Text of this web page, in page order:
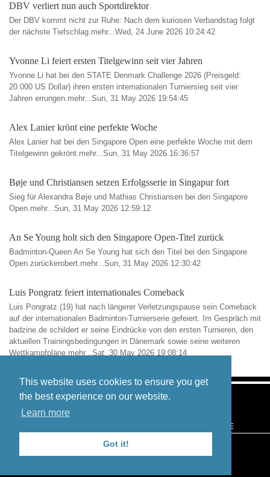
This website uses cookies to ensure you get
the best experience on our website.
Learn more
Got it!
DBV verliert nun auch Sportdirektor
Der DBV kommt nicht zur Ruhe: Nach dem kuriosen Verbandstag folgt
der nächste Tiefschlag.mehr...Wed, 24 June 2026 10:24:42
Yvonne Li feiert ersten Titelgewinn seit vier Jahren
Yvonne Li hat bei den STATE Denmark Challenge 2026 (Preisgeld:
20.000 US Dollar) ihren ersten internationalen Turniersieg seit vier
Jahren errungen.mehr...Sun, 31 May 2026 19:54:45
Alex Lanier krönt eine perfekte Woche
Alex Lanier hat bei den Singapore Open eine perfekte Woche mit dem
Titelgewinn gekrönt.mehr...Sun, 31 May 2026 16:36:57
Bøje und Christiansen setzen Erfolgsserie in Singapur fort
Sieg für Alexandra Bøje und Mathias Christiansen bei den Singapore
Open.mehr...Sun, 31 May 2026 12:59:12
An Se Young holt sich den Singapore Open-Titel zurück
Badminton-Queen An Se Young hat sich den Titel bei den Singapore
Open zurückerobert.mehr...Sun, 31 May 2026 12:30:42
Luis Pongratz feiert internationales Comeback
Luis Pongratz (19) hat nach längerer Verletzungspause sein Comeback
auf der internationalen Badminton-Turnierserie gefeiert. Im Gespräch mit
badzine.de schildert er seine Eindrücke von den ersten Turnieren, den
aktuellen Trainingsbedingungen in Dänemark sowie seine weiteren
Wettkampfpläne.mehr...Sat, 30 May 2026 19:08:14
TERMS OF USE